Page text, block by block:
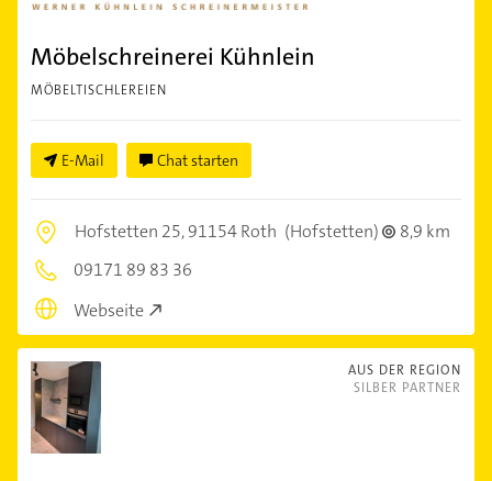
Möbelschreinerei Kühnlein
MÖBELTISCHLEREIEN
E-Mail Chat starten
Hofstetten 25,91154 Roth (Hofstetten)
8,9 km
09171 89 83 36
Webseite
AUS DER REGION
SILBER PARTNER